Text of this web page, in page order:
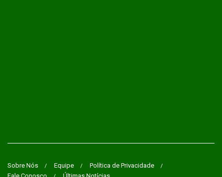
Sobre Nós Equipe
Política de Privacidade